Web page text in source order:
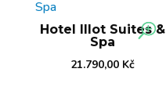
Hotel Illot Suites &
Spa
21.790,00 Kč